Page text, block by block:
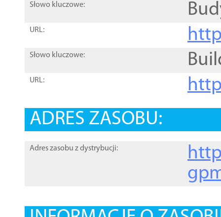
Słowo kluczowe:
URL:
Słowo kluczowe:
URL:
ADRES ZASOBU:
Adres zasobu z dystrybucji: